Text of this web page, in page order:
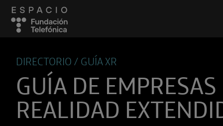
DIRECTORIO / GUÍA XR
GUÍA DE
REALIDAD